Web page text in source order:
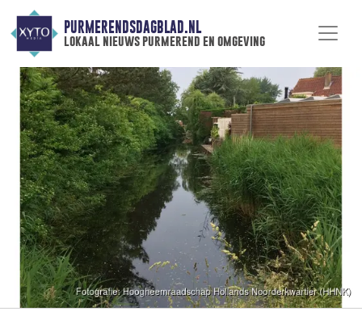
PURMERENDSDAGBLAD.NL
lokaal nieuws purmerend en omgeving